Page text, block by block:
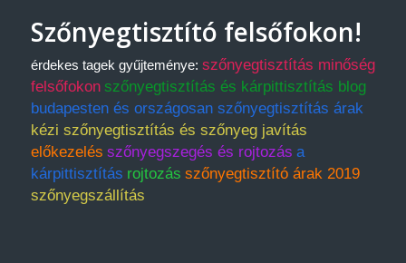
Szőnyegtisztító felsőfokon!
érdekes tagek gyűjteménye: szőnyegtisztítás minőség
felsőfokon szőnyegtisztítás és kárpittisztítás blog
budapesten és országosan szőnyegtisztítás árak
kézi szőnyegtisztítás és szőnyeg javítás
előkezelés szőnyegszegés és rojtozás a
kárpittisztítás rojtozás szőnyegtisztító árak 2019
szőnyegszállítás